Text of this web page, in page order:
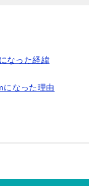
なった経緯
になった理由